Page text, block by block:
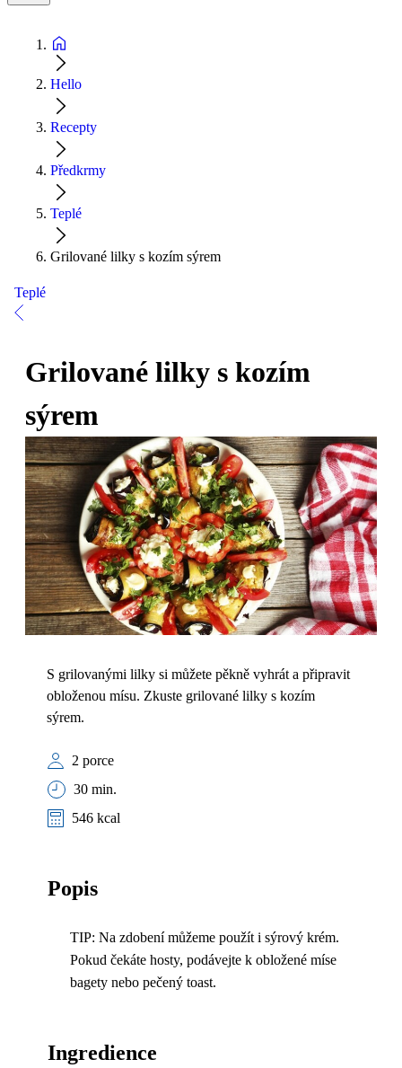
Hello
Recepty
Předkrmy
Teplé
Grilované lilky s kozím sýrem
Teplé
Grilované lilky s kozím
sýrem
S grilovanými lilky si můžete pěkně vyhrát a připravit
obloženou mísu. Zkuste grilované lilky s kozím
sýrem.
2 porce
30 min.
546 kcal
Popis
TIP: Na zdobení můžeme použít i sýrový krém.
Pokud čekáte hosty, podávejte k obložené míse
bagety nebo pečený toast.
Ingredience